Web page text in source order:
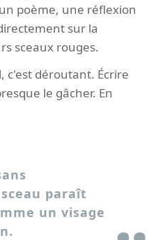
poème, une réflexion
sur la
sceaux rouges.
c'est déroutant. Écrire
le gâcher. En
paraît
un visage